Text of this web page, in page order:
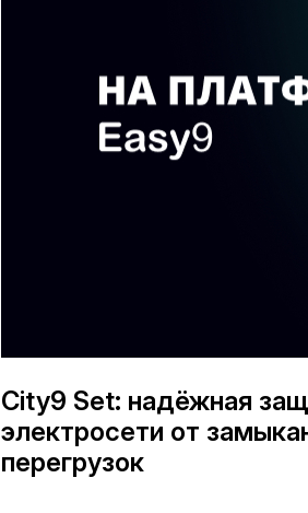
City9 Set: надёжная
электросети от
перегрузок